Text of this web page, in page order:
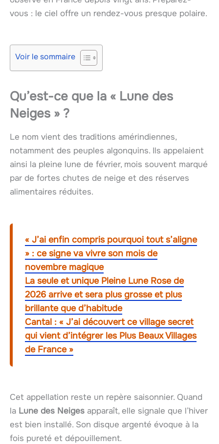
vous : le ciel offre un rendez-vous presque polaire.
Voir le sommaire
Qu’est-ce que la « Lune des
Neiges » ?
Le nom vient des traditions amérindiennes,
notamment des peuples algonquins. Ils appelaient
ainsi la pleine lune de février, mois souvent marqué
par de fortes chutes de neige et des réserves
alimentaires réduites.
« J’ai enfin compris pourquoi tout s’aligne
» : ce signe va vivre son mois de
novembre magique
La seule et unique Pleine Lune Rose de
2026 arrive et sera plus grosse et plus
brillante que d’habitude
Cantal : « J’ai découvert ce village secret
qui vient d’intégrer les Plus Beaux Villages
de France »
Cet appellation reste un repère saisonnier. Quand
la Lune des Neiges apparaît, elle signale que l’hiver
est bien installé. Son disque argenté évoque à la
fois pureté et dépouillement.